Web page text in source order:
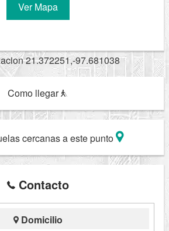
Ver Mapa
21.372251,-97.681038
Como llegar
cercanas a este punto
Contacto
Domicilio